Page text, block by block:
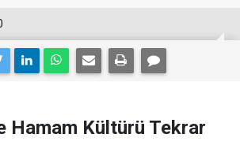
Hamam Kültürü Tekrar